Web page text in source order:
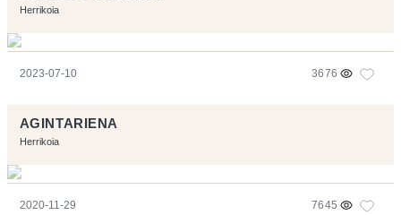
Herrikoia
2023-07-10 3676
AGINTARIENA
Herrikoia
2020-11-29 7645